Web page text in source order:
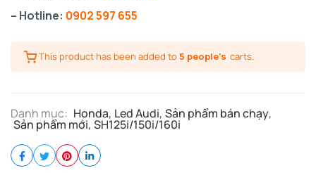
– Hotline: 0902 597 655
This product has been added to5 people's carts.
Danh mục: Honda, Led Audi, Sản phẩm bán chạy,
Sản phẩm mới, SH125i/150i/160i